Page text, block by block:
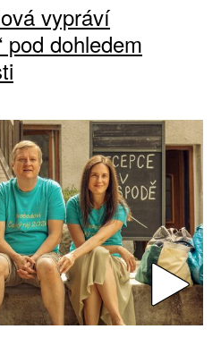
vypráví
pod dohledem